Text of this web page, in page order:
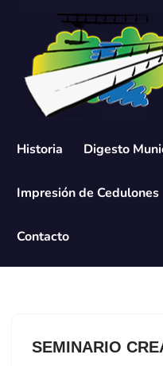
contenido
Historia Digesto
Impresión de Cedulones
Contacto
SEMINARIO